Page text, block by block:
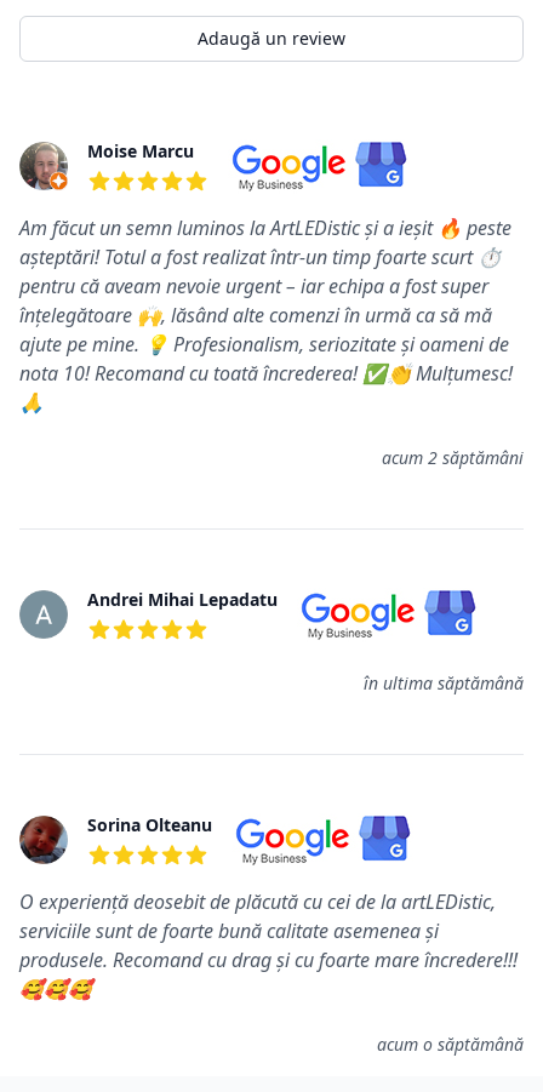
Adaugă un review
Review-uriMoise Marcu
Am făcut un semn luminos la ArtLEDistic și a ieșit 🔥 peste
așteptări! Totul a fost realizat într-un timp foarte scurt ⏱️
pentru că aveam nevoie urgent – iar echipa a fost super
înțelegătoare 🙌, lăsând alte comenzi în urmă ca să mă
ajute pe mine. 💡 Profesionalism, seriozitate și oameni de
nota 10! Recomand cu toată încrederea! ✅👏 Mulțumesc!
🙏
acum 2 săptămâni
Andrei Mihai Lepadatu
în ultima săptămână
Sorina Olteanu
O experiență deosebit de plăcută cu cei de la artLEDistic,
serviciile sunt de foarte bună calitate asemenea și
produsele. Recomand cu drag și cu foarte mare încredere!!!
🥰🥰🥰
acum o săptămână